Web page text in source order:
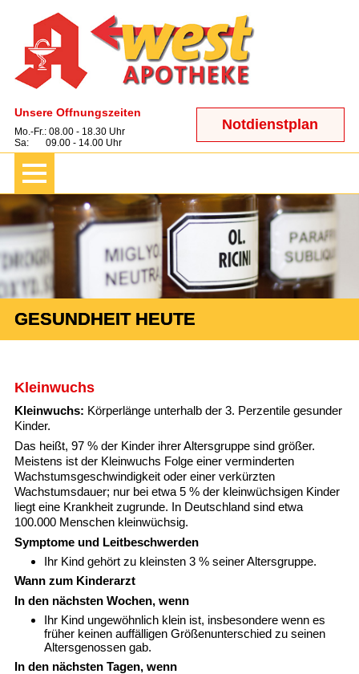
Unsere Öffnungszeiten
Mo.-Fr.: 08.00 - 18.30 Uhr
Sa: 09.00 - 14.00 Uhr
Notdienstplan
GESUNDHEIT HEUTE
Kleinwuchs
Kleinwuchs: Körperlänge unterhalb der 3. Perzentile gesunder
Kinder.
Das heißt, 97 % der Kinder ihrer Altersgruppe sind größer.
Meistens ist der Kleinwuchs Folge einer verminderten
Wachstumsgeschwindigkeit oder einer verkürzten
Wachstumsdauer; nur bei etwa 5 % der kleinwüchsigen Kinder
liegt eine Krankheit zugrunde. In Deutschland sind etwa
100.000 Menschen kleinwüchsig.
Symptome und Leitbeschwerden
Ihr Kind gehört zu kleinsten 3 % seiner Altersgruppe.
Wann zum Kinderarzt
In den nächsten Wochen, wenn
Ihr Kind ungewöhnlich klein ist, insbesondere wenn es
früher keinen auffälligen Größenunterschied zu seinen
Altersgenossen gab.
In den nächsten Tagen, wenn